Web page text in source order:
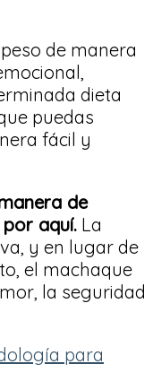
de manera
dieta
puedas
fácil y
de
aquí. La
y en lugar de
el machaque
la seguridad
para